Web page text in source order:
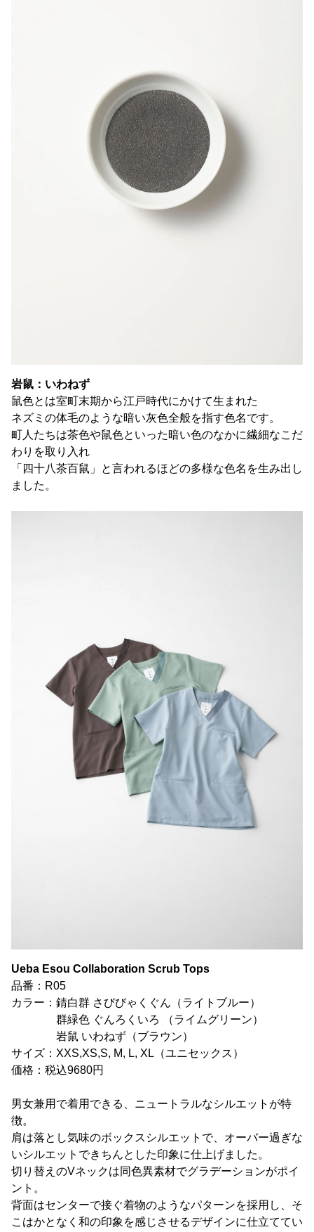
岩鼠：いわねず
鼠色とは室町末期から江戸時代にかけて生まれた
ネズミの体毛のような暗い灰色全般を指す色名です。
町人たちは茶色や鼠色といった暗い色のなかに繊細なこだ
わりを取り入れ
「四十八茶百鼠」と言われるほどの多様な色名を生み出し
ました。
Ueba Esou Collaboration Scrub Tops
品番：R05
カラー：錆白群 さびびゃくぐん（ライトブルー）
群緑色 ぐんろくいろ （ライムグリーン）
岩鼠 いわねず（ブラウン）
サイズ：XXS,XS,S, M, L, XL（ユニセックス）
価格：税込9680円
男女兼用で着用できる、ニュートラルなシルエットが特
徴。
肩は落とし気味のボックスシルエットで、オーバー過ぎな
いシルエットできちんとした印象に仕上げました。
切り替えのVネックは同色異素材でグラデーションがポイ
ント。
背面はセンターで接ぐ着物のようなパターンを採用し、そ
こはかとなく和の印象を感じさせるデザインに仕立ててい